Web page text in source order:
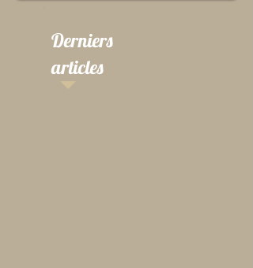
Derniers
articles